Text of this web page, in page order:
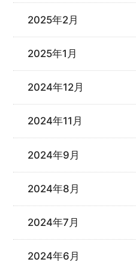
2025年2月
2025年1月
2024年12月
2024年11月
2024年9月
2024年8月
2024年7月
2024年6月